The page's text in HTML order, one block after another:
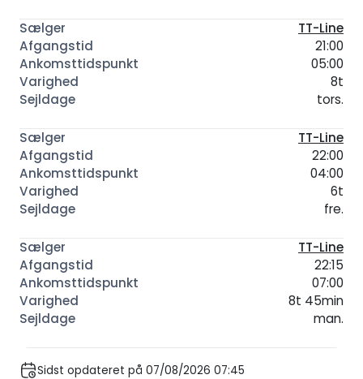
TT-Line
21:00
05:00
8t
tors.
TT-Line
22:00
04:00
6t
fre.
TT-Line
22:15
07:00
8t 45min
man.
Sidst opdateret på 07/08/2026 07:45